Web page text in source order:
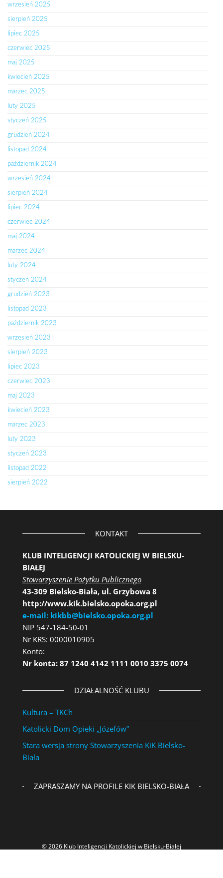
wrzesień 2025
sierpień 2025
lipiec 2025
czerwiec 2025
maj 2025
kwiecień 2025
marzec 2025
luty 2025
styczeń 2025
grudzień 2024
listopad 2024
październik 2024
wrzesień 2024
sierpień 2024
lipiec 2024
czerwiec 2024
maj 2024
marzec 2024
luty 2024
styczeń 2024
grudzień 2023
listopad 2023
październik 2023
wrzesień 2023
sierpień 2023
lipiec 2023
czerwiec 2023
maj 2023
kwiecień 2023
marzec 2023
luty 2023
styczeń 2023
listopad 2022
sierpień 2022
KONTAKT
KLUB INTELIGENCJI KATOLICKIEJ W BIELSKU-
BIAŁEJ
Stowarzyszenie Pożytku Publicznego
43-309 Bielsko-Biała, ul. Grzybowa 8
http://www.kik.bielsko.opoka.org.pl
e-mail: kikbb@bielsko.opoka.org.pl
NIP 547-184-50-01
Nr KRS: 0000010905
Konto:
Nr konta: 87 1240 4142 1111 0010 3375 0074
DZIAŁALNOŚĆ KLUBU
Kultura – TKCh
Katolicki Dom Opieki „Józefów”
Stara wersja strony Stowarzyszenia KiK Bielsko-
Biała
ZAPRASZAMY NA PROFILE KIK BIELSKO-BIAŁA
© 2026 Klub Inteligencji Katolickiej w Bielsku-Białej